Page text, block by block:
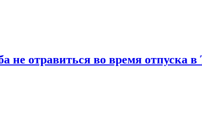
не отравиться во время отпуска в